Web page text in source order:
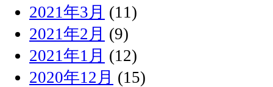
2021年3月 (11)
2021年2月 (9)
2021年1月 (12)
2020年12月 (15)